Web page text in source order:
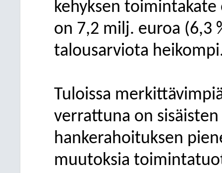
kehyksen
on 7,2 milj. euroa (6,3
talousarviota
Tuloissa
verrattuna on
hankerahoituksen
muutoksia